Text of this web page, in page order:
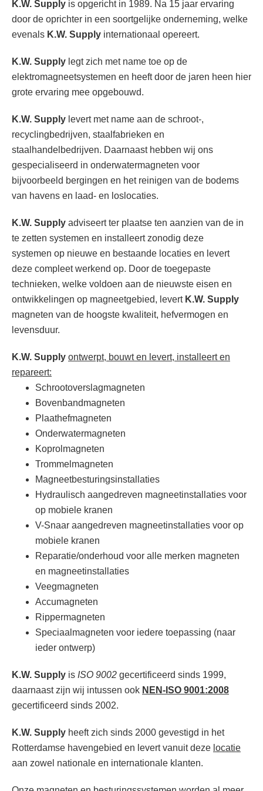
K.W. Supply is opgericht in 1989. Na 15 jaar ervaring
door de oprichter in een soortgelijke onderneming, welke
evenals K.W. Supply internationaal opereert.
K.W. Supply legt zich met name toe op de
elektromagneetsystemen en heeft door de jaren heen hier
grote ervaring mee opgebouwd.
K.W. Supply levert met name aan de schroot-,
recyclingbedrijven, staalfabrieken en
staalhandelbedrijven. Daarnaast hebben wij ons
gespecialiseerd in onderwatermagneten voor
bijvoorbeeld bergingen en het reinigen van de bodems
van havens en laad- en loslocaties.
K.W. Supply adviseert ter plaatse ten aanzien van de in
te zetten systemen en installeert zonodig deze
systemen op nieuwe en bestaande locaties en levert
deze compleet werkend op. Door de toegepaste
technieken, welke voldoen aan de nieuwste eisen en
ontwikkelingen op magneetgebied, levert K.W. Supply
magneten van de hoogste kwaliteit, hefvermogen en
levensduur.
K.W. Supply ontwerpt, bouwt en levert, installeert en
repareert:
Schrootoverslagmagneten
Bovenbandmagneten
Plaathefmagneten
Onderwatermagneten
Koprolmagneten
Trommelmagneten
Magneetbesturingsinstallaties
Hydraulisch aangedreven magneetinstallaties voor
op mobiele kranen
V-Snaar aangedreven magneetinstallaties voor op
mobiele kranen
Reparatie/onderhoud voor alle merken magneten
en magneetinstallaties
Veegmagneten
Accumagneten
Rippermagneten
Speciaalmagneten voor iedere toepassing (naar
ieder ontwerp)
K.W. Supply is ISO 9002 gecertificeerd sinds 1999,
daarnaast zijn wij intussen ook NEN-ISO 9001:2008
gecertificeerd sinds 2002.
K.W. Supply heeft zich sinds 2000 gevestigd in het
Rotterdamse havengebied en levert vanuit deze locatie
aan zowel nationale en internationale klanten.